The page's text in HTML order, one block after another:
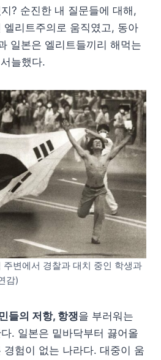
? 순진한 내 질문들에 대해,
엘리트주의로 움직였고, 동아
일본은 엘리트들끼리 해먹는
늘했다.
변에서 경찰과 대치 중인 학생과
감)
들의 저항, 항쟁을 부러워는
. 일본은 밑바닥부터 끓어올
경험이 없는 나라다. 대중이 움